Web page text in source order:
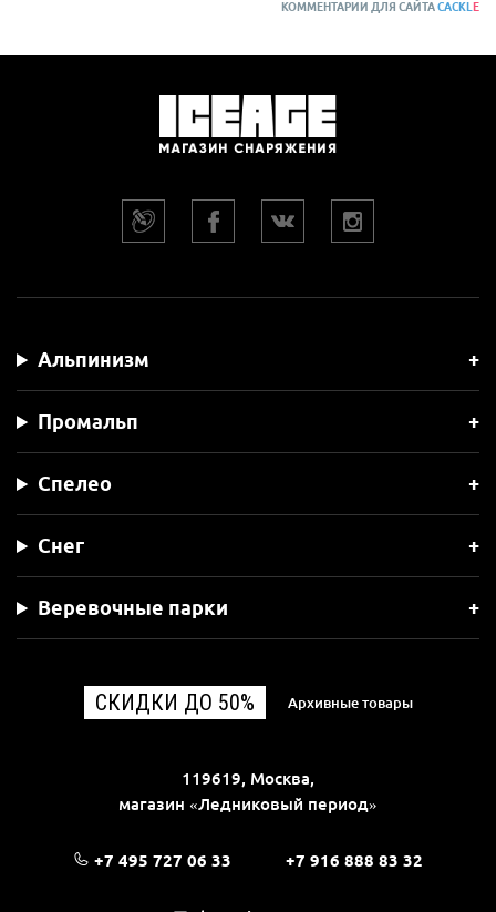
КОММЕНТАРИИ ДЛЯ САЙТАCACKLE
Альпинизм
Промальп
Спелео
Снег
Веревочные парки
СКИДКИ ДО 50% Архивные товары
119619, Москва,
магазин «Ледниковый период»
+7 495 727 06 33 +7 916 888 83 32